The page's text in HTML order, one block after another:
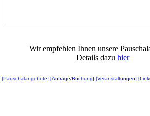
Wir empfehlen Ihnen unsere
Details dazu hier
[Pauschalangebote] [Anfrage/Buchung] [Veranstaltungen]